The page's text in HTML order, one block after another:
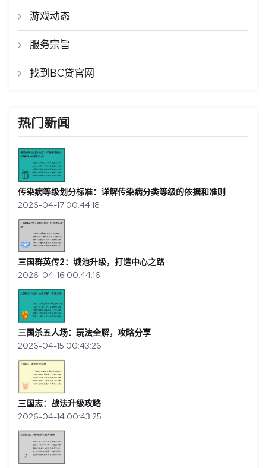
游戏动态
服务宗旨
找到BC贷官网
热门新闻
传染病等级划分标准：详解传染病分类等级的依据和准则
2026-04-17 00:44:18
三国群英传2：城池升级，打造中心之路
2026-04-16 00:44:16
三国杀五人场：玩法全解，攻略分享
2026-04-15 00:43:26
三国志：战法升级攻略
2026-04-14 00:43:25